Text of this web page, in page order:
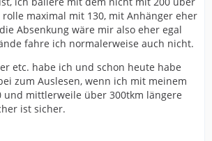
maximal mit 130, mit Anhänger eher
Absenkung wäre mir also eher egal
fahre ich normalerweise auch nicht.
etc. habe ich und schon heute habe
zum Auslesen, wenn ich mit meinem
und mittlerweile über 300tkm längere
ist sicher.